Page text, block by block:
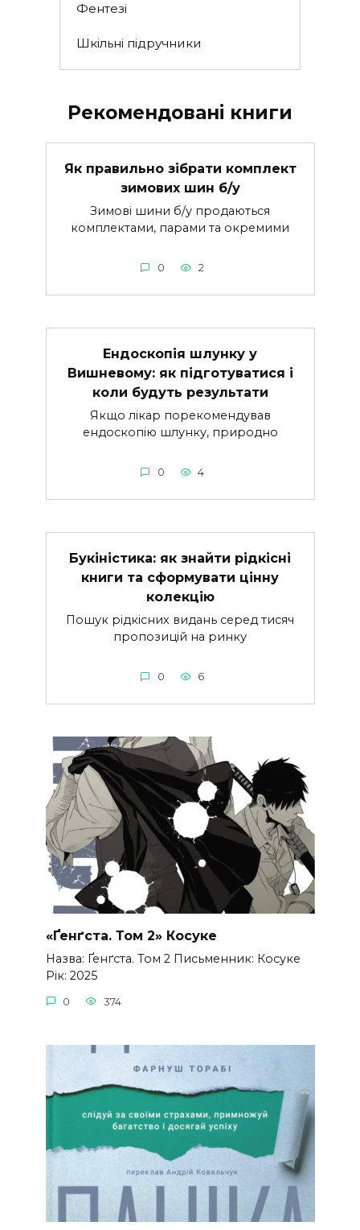
Фентезі
Шкільні підручники
Рекомендовані книги
Як правильно зібрати комплект
зимових шин б/у
Зимові шини б/у продаються
комплектами, парами та окремими
0 2
Ендоскопія шлунку у
Вишневому: як підготуватися і
коли будуть результати
Якщо лікар порекомендував
ендоскопію шлунку, природно
0 4
Букіністика: як знайти рідкісні
книги та сформувати цінну
колекцію
Пошук рідкісних видань серед тисяч
пропозицій на ринку
0 6
«Ґенґста. Том 2» Косуке
Назва: Ґенґста. Том 2 Письменник: Косуке
Рік: 2025
0 374